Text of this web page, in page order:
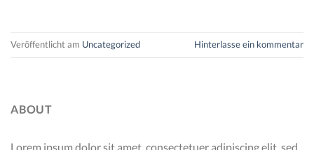
Veröffentlicht am Uncategorized Hinterlasse ein kommentar
ABOUT
Lorem ipsum dolor sit amet, consectetuer adipiscing elit, sed